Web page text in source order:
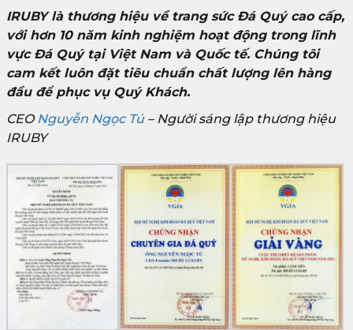
IRUBY là thương hiệu về trang sức Đá Quý cao cấp,
với hơn 10 năm kinh nghiệm hoạt động trong lĩnh
vực Đá Quý tại Việt Nam và Quốc tế. Chúng tôi
cam kết luôn đặt tiêu chuẩn chất lượng lên hàng
đầu để phục vụ Quý Khách.
CEO Nguyễn Ngọc Tú– Người sáng lập thương hiệu
IRUBY